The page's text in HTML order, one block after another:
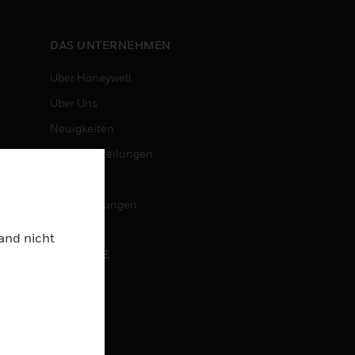
DAS UNTERNEHMEN
Über Honeywell
Über Uns
Neuigkeiten
Pressemitteilungen
Veranstaltungen
KARRIERE
nicht